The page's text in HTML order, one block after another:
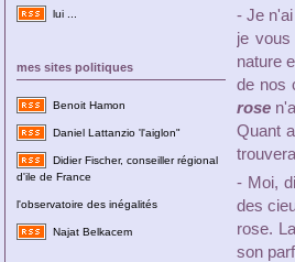
lui ...
mes sites politiques
Benoit Hamon
Daniel Lattanzio 'l'aiglon"
Didier Fischer, conseiller régional
d'ile de France
l'observatoire des inégalités
Najat Belkacem
- Je
je
nature
de nos
rosen'a
Quant
- Moi,
des
rose.
son